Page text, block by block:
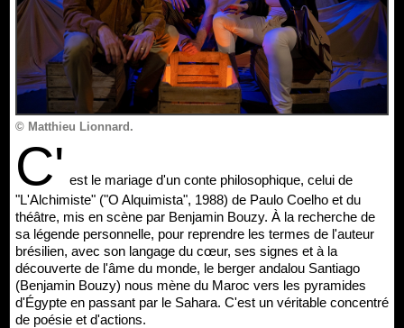
© Matthieu Lionnard.
C' est le mariage d'un conte philosophique, celui de
"L'Alchimiste" ("O Alquimista", 1988) de Paulo Coelho et du
théâtre, mis en scène par Benjamin Bouzy. À la recherche de
sa légende personnelle, pour reprendre les termes de l'auteur
brésilien, avec son langage du cœur, ses signes et à la
découverte de l'âme du monde, le berger andalou Santiago
(Benjamin Bouzy) nous mène du Maroc vers les pyramides
d'Égypte en passant par le Sahara. C'est un véritable concentré
de poésie et d'actions.